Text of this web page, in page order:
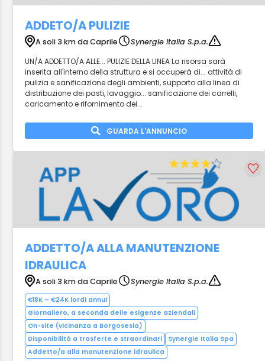
ADDETO/A PULIZIE
A soli 3 km da Caprile
Synergie Italia S.p.a.
UN/A ADDETTO/A ALLE... PULIZIE DELLA LINEA La risorsa sarà
inserita all'interno della struttura e si occuperà di... attività di
pulizia e sanificazione degli ambienti, supporto alla linea di
distribuzione dei pasti, lavaggio... sanificazione dei carrelli,
caricamento e rifornimento dei...
GUARDA L'ANNUNCIO
ADDETTO/A ALLA MANUTENZIONE
IDRAULICA
A soli 3 km da Caprile Synergie Italia S.p.a.
€18K – €24K lordi annui
Giornaliero, a seconda delle esigenze aziendali
On-site (vicinanza a Borgosesia)
Disponibilità a trasferte e straordinari
Synergie Italia Spa
Addetto/a alla manutenzione idraulica